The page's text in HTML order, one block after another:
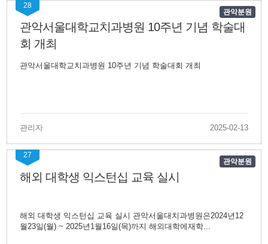
28
관악분원
관악서울대학교치과병원 10주년 기념 학술대
회 개최
관악서울대학교치과병원 10주년 기념 학술대회 개최
관리자 2025-02-13
27
관악분원
해외 대학생 익스턴십 교육 실시
해외 대학생 익스턴십 교육 실시 관악서울대치과병원은2024년12
월23일(월) ~ 2025년1월16일(목)까지 해외대학에재학...